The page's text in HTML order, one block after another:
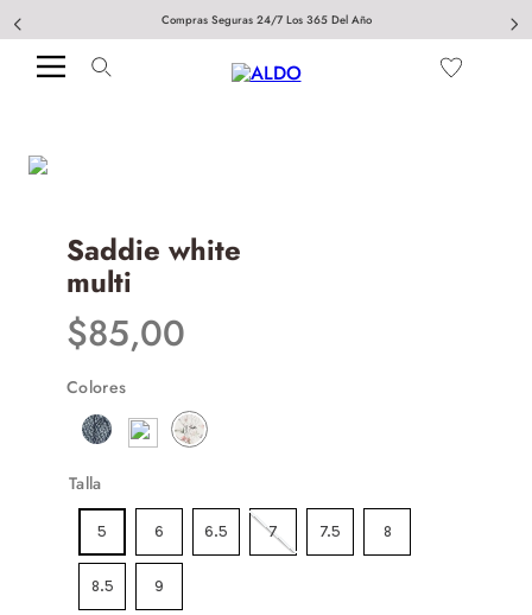
Compras Seguras 24/7 Los 365 Del Año
Saddie white
multi
$85,00
Colores
Talla
5 6 6.5 7 7.5 8
8.5 9